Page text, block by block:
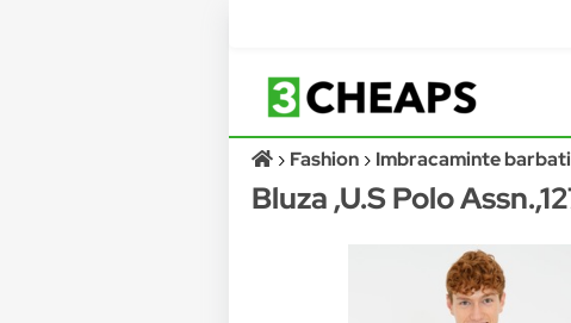
Fashion Imbracaminte barbati
Bluza ,U.S Polo